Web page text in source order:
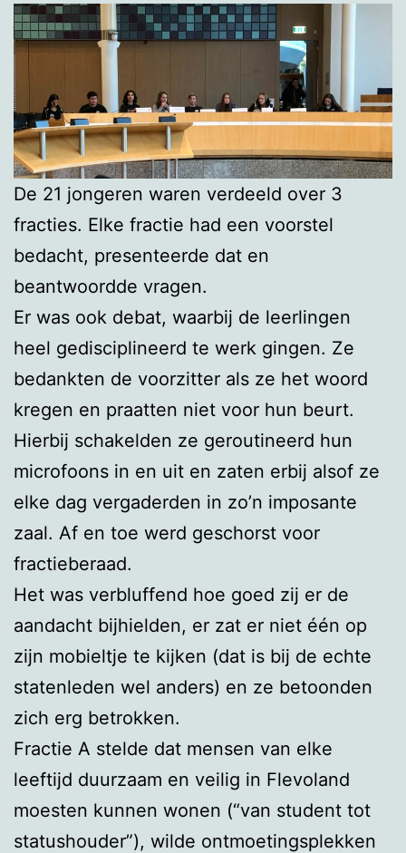
De 21 jongeren waren verdeeld over 3
fracties. Elke fractie had een voorstel
bedacht, presenteerde dat en
beantwoordde vragen.
Er was ook debat, waarbij de leerlingen
heel gedisciplineerd te werk gingen. Ze
bedankten de voorzitter als ze het woord
kregen en praatten niet voor hun beurt.
Hierbij schakelden ze geroutineerd hun
microfoons in en uit en zaten erbij alsof ze
elke dag vergaderden in zo’n imposante
zaal. Af en toe werd geschorst voor
fractieberaad.
Het was verbluffend hoe goed zij er de
aandacht bijhielden, er zat er niet één op
zijn mobieltje te kijken (dat is bij de echte
statenleden wel anders) en ze betoonden
zich erg betrokken.
Fractie A stelde dat mensen van elke
leeftijd duurzaam en veilig in Flevoland
moesten kunnen wonen (“van student tot
statushouder”), wilde ontmoetingsplekken